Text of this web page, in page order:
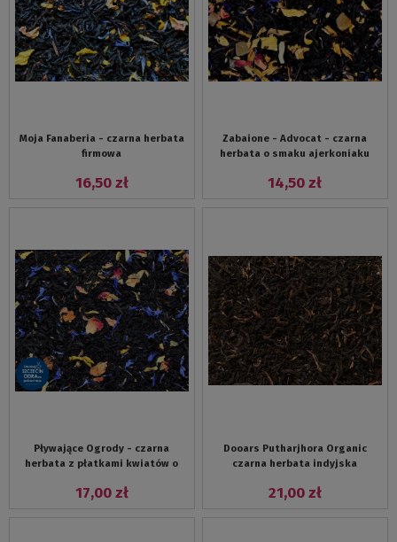
Moja Fanaberia - czarna herbata
firmowa
16,50 zł
Zabaione - Advocat - czarna
herbata o smaku ajerkoniaku
14,50 zł
Pływające Ogrody - czarna
herbata z płatkami kwiatów o
marakui
17,00 zł
Dooars Putharjhora Organic
czarna herbata indyjska
21,00 zł